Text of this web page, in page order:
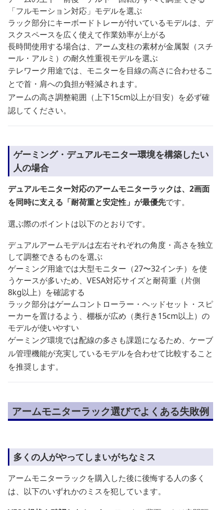
「フルモーション対応」モデルを選ぶ
ラック部分にキーボードトレーが付いているモデルは、デ
スクスペースを広く使えて作業効率が上がる
長時間使用する場合は、アーム支柱の素材が金属製（スチ
ール・アルミ）の耐久性重視モデルを選ぶ
テレワーク用途では、モニターを目線の高さに合わせるこ
とで首・肩への負担が軽減されます。
アームの高さ調整範囲（上下15cm以上が目安）を必ず確
認してください。
ゲーミング・デュアルモニター環境を構築したい
人の場合
デュアルモニター対応のアームモニターラックは、2画面
を同時に支える「耐荷重と安定性」が最優先です。
選ぶ際のポイントは以下のとおりです。
デュアルアームモデルは左右それぞれの角度・高さを独立
して調整できるものを選ぶ
ゲーミング用途では大型モニター（27〜32インチ）を使
うケースが多いため、VESA対応サイズと耐荷重（片側
8kg以上）を確認する
ラック部分はゲームコントローラー・ヘッドセット・スピ
ーカーを置けるよう、棚板が広め（奥行き15cm以上）の
モデルが使いやすい
ゲーミング環境では配線の多さも課題になるため、ケーブ
ル管理機能が充実しているモデルを合わせて比較すること
を推奨します。
アームモニターラック選びでよくある失敗例
多くの人がやってしまいがちなミス
アームモニターラックを購入した後に後悔する人の多く
は、以下のいずれかのミスを犯しています。